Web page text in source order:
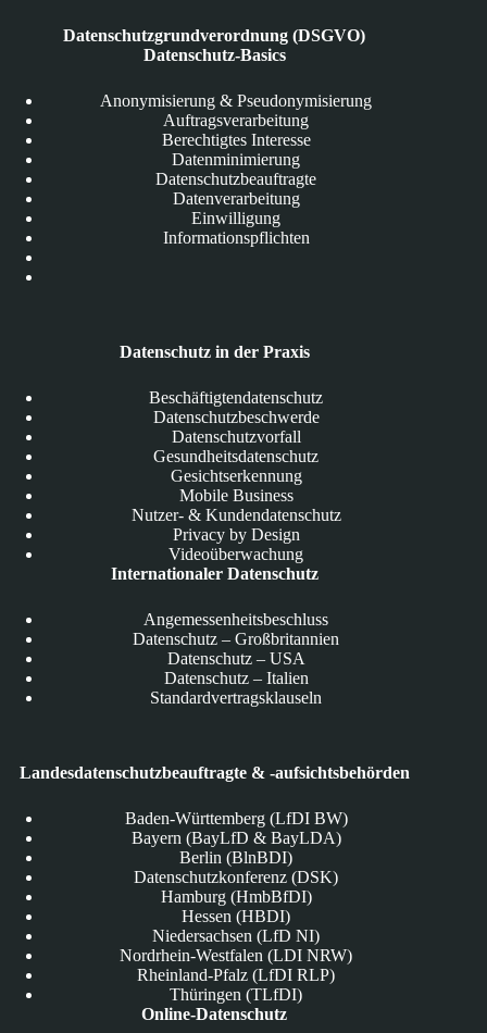
Datenschutzgrundverordnung (DSGVO)
Datenschutz-Basics
Anonymisierung & Pseudonymisierung
Auftragsverarbeitung
Berechtigtes Interesse
Datenminimierung
Datenschutzbeauftragte
Datenverarbeitung
Einwilligung
Informationspflichten
Datenschutz in der Praxis
Beschäftigtendatenschutz
Datenschutzbeschwerde
Datenschutzvorfall
Gesundheitsdatenschutz
Gesichtserkennung
Mobile Business
Nutzer- & Kundendatenschutz
Privacy by Design
Videoüberwachung
Internationaler Datenschutz
Angemessenheitsbeschluss
Datenschutz – Großbritannien
Datenschutz – USA
Datenschutz – Italien
Standardvertragsklauseln
Landesdatenschutzbeauftragte & -aufsichtsbehörden
Baden-Württemberg (LfDI BW)
Bayern (BayLfD & BayLDA)
Berlin (BlnBDI)
Datenschutzkonferenz (DSK)
Hamburg (HmbBfDI)
Hessen (HBDI)
Niedersachsen (LfD NI)
Nordrhein-Westfalen (LDI NRW)
Rheinland-Pfalz (LfDI RLP)
Thüringen (TLfDI)
Online-Datenschutz